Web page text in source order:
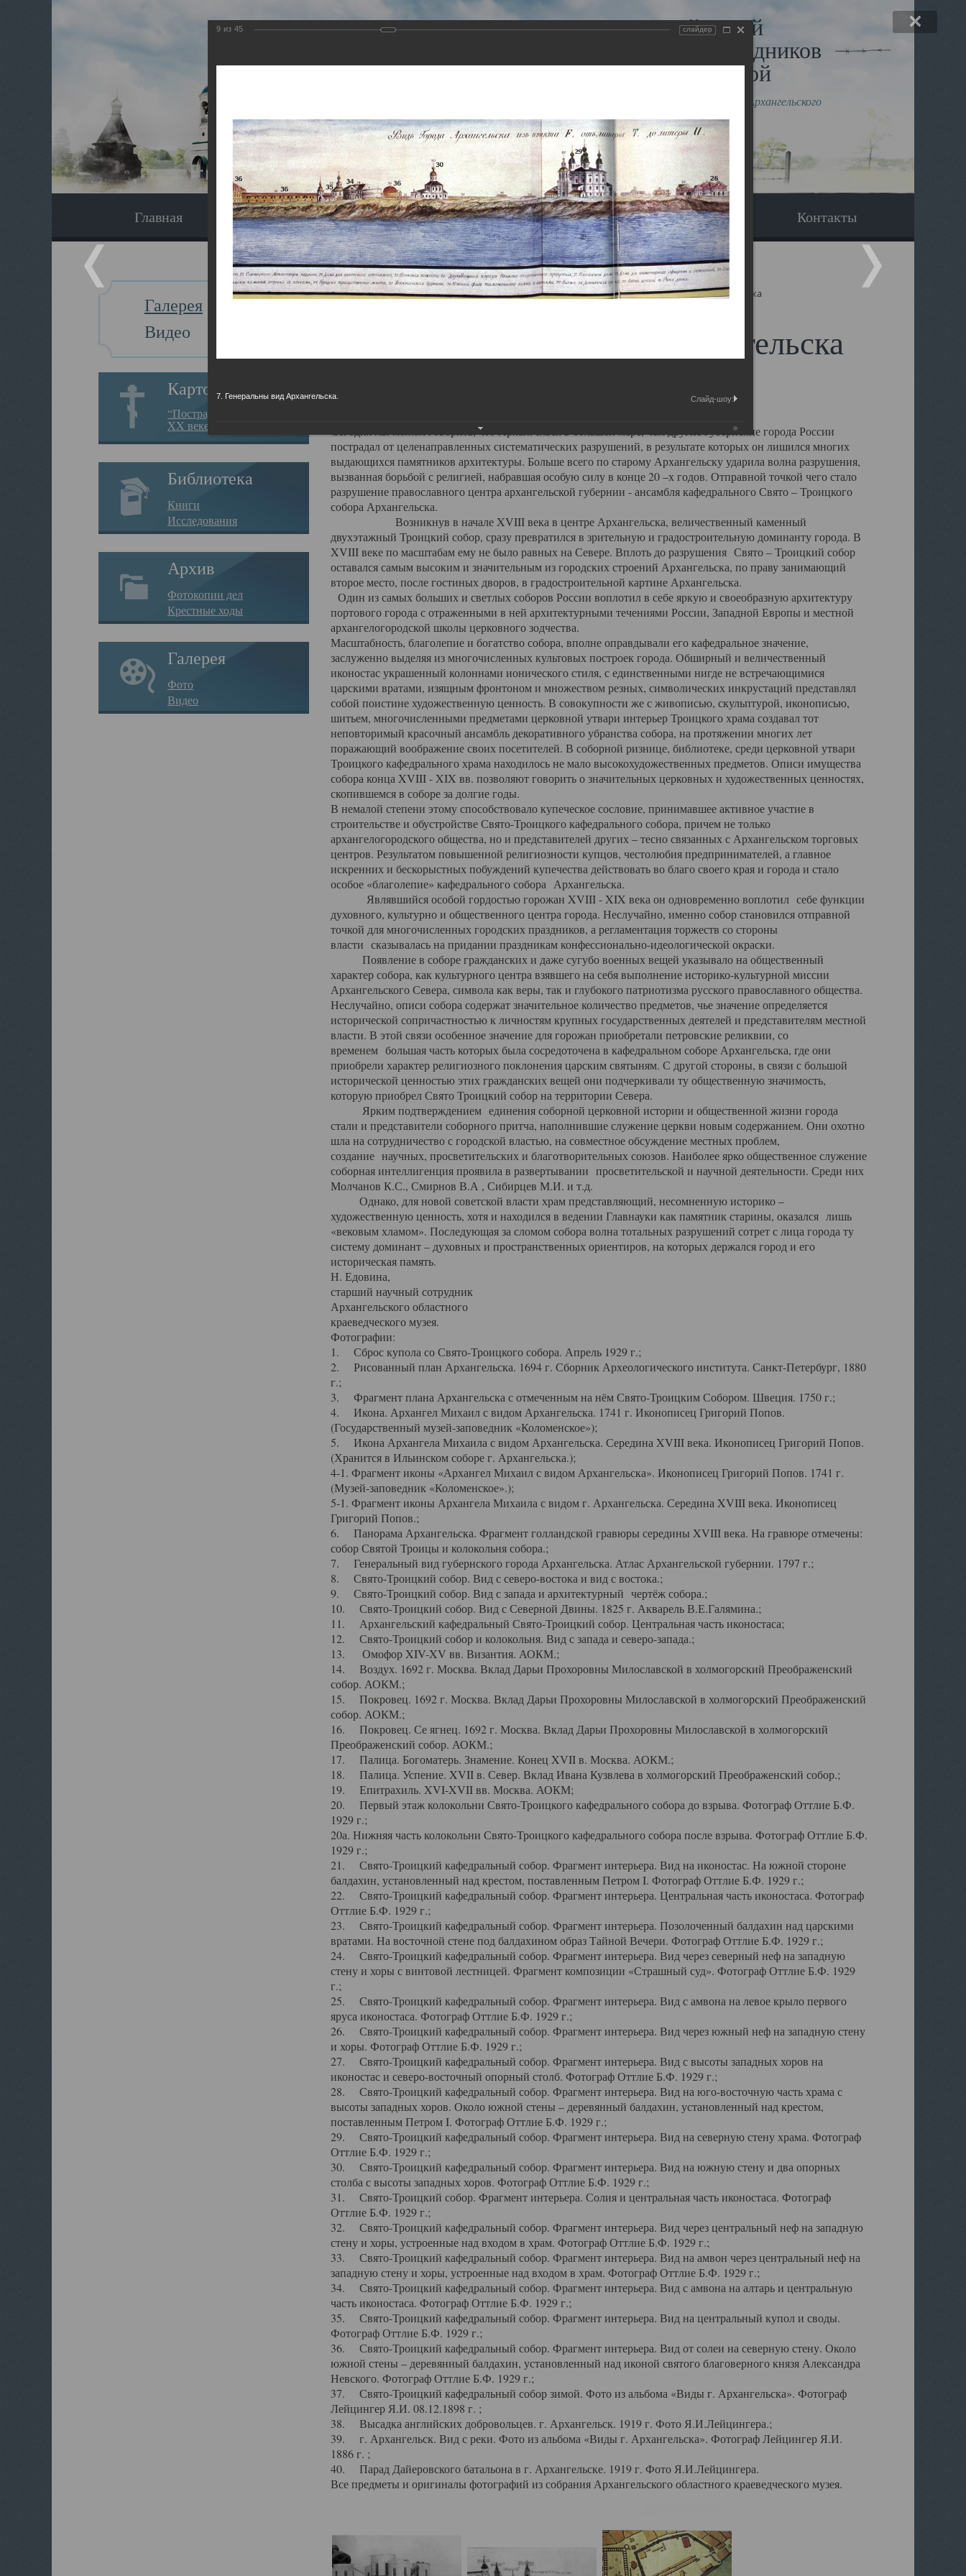
Виртуальный музей
Новомучеников и исповедников
Земли Архангельской
Сайт создан по благословлению митрополита Архангельского
Главная Экскурсия Наследники Галерея Вопрос-ответ Контакты
Галерея
Видео
Картотека
“Пострадавшие за веру в
XX веке на Севере”
Библиотека
Книги
Исследования
Архив
Фотокопии дел
Крестные ходы
Галерея
Фото
Видео
Главная Галерея Храмы-мученики Архангельска Свято-Троицкий собор Архангельска
Свято-Троицкий собор Архангельска
Свято-Троицкий собор Архангельска
Сегодня мы можем говорить, что Архангельск в большей мере, чем другие губернские города России
пострадал от целенаправленных систематических разрушений, в результате которых он лишился многих
выдающихся памятников архитектуры. Больше всего по старому Архангельску ударила волна разрушения,
вызванная борьбой с религией, набравшая особую силу в конце 20 –х годов. Отправной точкой чего стало
разрушение православного центра архангельской губернии - ансамбля кафедрального Свято – Троицкого
собора Архангельска.
Возникнув в начале XVIII века в центре Архангельска, величественный каменный
двухэтажный Троицкий собор, сразу превратился в зрительную и градостроительную доминанту города. В
XVIII веке по масштабам ему не было равных на Севере. Вплоть до разрушения Свято – Троицкий собор
оставался самым высоким и значительным из городских строений Архангельска, по праву занимающий
второе место, после гостиных дворов, в градостроительной картине Архангельска.
Один из самых больших и светлых соборов России воплотил в себе яркую и своеобразную архитектуру
портового города с отраженными в ней архитектурными течениями России, Западной Европы и местной
архангелогородской школы церковного зодчества.
Масштабность, благолепие и богатство собора, вполне оправдывали его кафедральное значение,
заслуженно выделяя из многочисленных культовых построек города. Обширный и величественный
иконостас украшенный колоннами ионического стиля, с единственными нигде не встречающимися
царскими вратами, изящным фронтоном и множеством резных, символических инкрустаций представлял
собой поистине художественную ценность. В совокупности же с живописью, скульптурой, иконописью,
шитьем, многочисленными предметами церковной утвари интерьер Троицкого храма создавал тот
неповторимый красочный ансамбль декоративного убранства собора, на протяжении многих лет
поражающий воображение своих посетителей. В соборной ризнице, библиотеке, среди церковной утвари
Троицкого кафедрального храма находилось не мало высокохудожественных предметов. Описи имущества
собора конца XVIII - XIX вв. позволяют говорить о значительных церковных и художественных ценностях,
скопившемся в соборе за долгие годы.
В немалой степени этому способствовало купеческое сословие, принимавшее активное участие в
строительстве и обустройстве Свято-Троицкого кафедрального собора, причем не только
архангелогородского общества, но и представителей других – тесно связанных с Архангельском торговых
центров. Результатом повышенной религиозности купцов, честолюбия предпринимателей, а главное
искренних и бескорыстных побуждений купечества действовать во благо своего края и города и стало
особое «благолепие» кафедрального собора Архангельска.
Являвшийся особой гордостью горожан XVIII - XIX века он одновременно воплотил себе функции
духовного, культурно и общественного центра города. Неслучайно, именно собор становился отправной
точкой для многочисленных городских праздников, а регламентация торжеств со стороны
власти сказывалась на придании праздникам конфессионально-идеологической окраски.
Появление в соборе гражданских и даже сугубо военных вещей указывало на общественный
характер собора, как культурного центра взявшего на себя выполнение историко-культурной миссии
Архангельского Севера, символа как веры, так и глубокого патриотизма русского православного общества.
Неслучайно, описи собора содержат значительное количество предметов, чье значение определяется
исторической сопричастностью к личностям крупных государственных деятелей и представителям местной
власти. В этой связи особенное значение для горожан приобретали петровские реликвии, со
временем большая часть которых была сосредоточена в кафедральном соборе Архангельска, где они
приобрели характер религиозного поклонения царским святыням. С другой стороны, в связи с большой
исторической ценностью этих гражданских вещей они подчеркивали ту общественную значимость,
которую приобрел Свято Троицкий собор на территории Севера.
Ярким подтверждением единения соборной церковной истории и общественной жизни города
стали и представители соборного притча, наполнившие служение церкви новым содержанием. Они охотно
шла на сотрудничество с городской властью, на совместное обсуждение местных проблем,
создание научных, просветительских и благотворительных союзов. Наиболее ярко общественное служение
соборная интеллигенция проявила в развертывании просветительской и научной деятельности. Среди них
Молчанов К.С., Смирнов В.А , Сибирцев М.И. и т.д.
Однако, для новой советской власти храм представляющий, несомненную историко –
художественную ценность, хотя и находился в ведении Главнауки как памятник старины, оказался лишь
«вековым хламом». Последующая за сломом собора волна тотальных разрушений сотрет с лица города ту
систему доминант – духовных и пространственных ориентиров, на которых держался город и его
историческая память.
Н. Едовина,
старший научный сотрудник
Архангельского областного
краеведческого музея.
Фотографии:
1. Сброс купола со Свято-Троицкого собора. Апрель 1929 г.;
2. Рисованный план Архангельска. 1694 г. Сборник Археологического института. Санкт-Петербург, 1880
г.;
3. Фрагмент плана Архангельска с отмеченным на нём Свято-Троицким Собором. Швеция. 1750 г.;
4. Икона. Архангел Михаил с видом Архангельска. 1741 г. Иконописец Григорий Попов.
(Государственный музей-заповедник «Коломенское»);
5. Икона Архангела Михаила с видом Архангельска. Середина XVIII века. Иконописец Григорий Попов.
(Хранится в Ильинском соборе г. Архангельска.);
4-1. Фрагмент иконы «Архангел Михаил с видом Архангельска». Иконописец Григорий Попов. 1741 г.
(Музей-заповедник «Коломенское».);
5-1. Фрагмент иконы Архангела Михаила с видом г. Архангельска. Середина XVIII века. Иконописец
Григорий Попов.;
6. Панорама Архангельска. Фрагмент голландской гравюры середины XVIII века. На гравюре отмечены:
собор Святой Троицы и колокольня собора.;
7. Генеральный вид губернского города Архангельска. Атлас Архангельской губернии. 1797 г.;
8. Свято-Троицкий собор. Вид с северо-востока и вид с востока.;
9. Свято-Троицкий собор. Вид с запада и архитектурный чертёж собора.;
10. Свято-Троицкий собор. Вид с Северной Двины. 1825 г. Акварель В.Е.Галямина.;
11. Архангельский кафедральный Свято-Троицкий собор. Центральная часть иконостаса;
12. Свято-Троицкий собор и колокольня. Вид с запада и северо-запада.;
13. Омофор XIV-XV вв. Византия. АОКМ.;
14. Воздух. 1692 г. Москва. Вклад Дарьи Прохоровны Милославской в холмогорский Преображенский
собор. АОКМ.;
15. Покровец. 1692 г. Москва. Вклад Дарьи Прохоровны Милославской в холмогорский Преображенский
собор. АОКМ.;
16. Покровец. Се ягнец. 1692 г. Москва. Вклад Дарьи Прохоровны Милославской в холмогорский
Преображенский собор. АОКМ.;
17. Палица. Богоматерь. Знамение. Конец XVII в. Москва. АОКМ.;
18. Палица. Успение. XVII в. Север. Вклад Ивана Кузвлева в холмогорский Преображенский собор.;
19. Епитрахиль. XVI-XVII вв. Москва. АОКМ;
20. Первый этаж колокольни Свято-Троицкого кафедрального собора до взрыва. Фотограф Оттлие Б.Ф.
1929 г.;
20а. Нижняя часть колокольни Свято-Троицкого кафедрального собора после взрыва. Фотограф Оттлие Б.Ф.
1929 г.;
21. Свято-Троицкий кафедральный собор. Фрагмент интерьера. Вид на иконостас. На южной стороне
балдахин, установленный над крестом, поставленным Петром I. Фотограф Оттлие Б.Ф. 1929 г.;
22. Свято-Троицкий кафедральный собор. Фрагмент интерьера. Центральная часть иконостаса. Фотограф
Оттлие Б.Ф. 1929 г.;
23. Свято-Троицкий кафедральный собор. Фрагмент интерьера. Позолоченный балдахин над царскими
вратами. На восточной стене под балдахином образ Тайной Вечери. Фотограф Оттлие Б.Ф. 1929 г.;
24. Свято-Троицкий кафедральный собор. Фрагмент интерьера. Вид через северный неф на западную
стену и хоры с винтовой лестницей. Фрагмент композиции «Страшный суд». Фотограф Оттлие Б.Ф. 1929
г.;
25. Свято-Троицкий кафедральный собор. Фрагмент интерьера. Вид с амвона на левое крыло первого
яруса иконостаса. Фотограф Оттлие Б.Ф. 1929 г.;
26. Свято-Троицкий кафедральный собор. Фрагмент интерьера. Вид через южный неф на западную стену
и хоры. Фотограф Оттлие Б.Ф. 1929 г.;
27. Свято-Троицкий кафедральный собор. Фрагмент интерьера. Вид с высоты западных хоров на
иконостас и северо-восточный опорный столб. Фотограф Оттлие Б.Ф. 1929 г.;
28. Свято-Троицкий кафедральный собор. Фрагмент интерьера. Вид на юго-восточную часть храма с
высоты западных хоров. Около южной стены – деревянный балдахин, установленный над крестом,
поставленным Петром I. Фотограф Оттлие Б.Ф. 1929 г.;
29. Свято-Троицкий кафедральный собор. Фрагмент интерьера. Вид на северную стену храма. Фотограф
Оттлие Б.Ф. 1929 г.;
30. Свято-Троицкий кафедральный собор. Фрагмент интерьера. Вид на южную стену и два опорных
столба с высоты западных хоров. Фотограф Оттлие Б.Ф. 1929 г.;
31. Свято-Троицкий собор. Фрагмент интерьера. Солия и центральная часть иконостаса. Фотограф
Оттлие Б.Ф. 1929 г.;
32. Свято-Троицкий кафедральный собор. Фрагмент интерьера. Вид через центральный неф на западную
стену и хоры, устроенные над входом в храм. Фотограф Оттлие Б.Ф. 1929 г.;
33. Свято-Троицкий кафедральный собор. Фрагмент интерьера. Вид на амвон через центральный неф на
западную стену и хоры, устроенные над входом в храм. Фотограф Оттлие Б.Ф. 1929 г.;
34. Свято-Троицкий кафедральный собор. Фрагмент интерьера. Вид с амвона на алтарь и центральную
часть иконостаса. Фотограф Оттлие Б.Ф. 1929 г.;
35. Свято-Троицкий кафедральный собор. Фрагмент интерьера. Вид на центральный купол и своды.
Фотограф Оттлие Б.Ф. 1929 г.;
36. Свято-Троицкий кафедральный собор. Фрагмент интерьера. Вид от солеи на северную стену. Около
южной стены – деревянный балдахин, установленный над иконой святого благоверного князя Александра
Невского. Фотограф Оттлие Б.Ф. 1929 г.;
37. Свято-Троицкий кафедральный собор зимой. Фото из альбома «Виды г. Архангельска». Фотограф
Лейцингер Я.И. 08.12.1898 г. ;
38. Высадка английских добровольцев. г. Архангельск. 1919 г. Фото Я.И.Лейцингера.;
39. г. Архангельск. Вид с реки. Фото из альбома «Виды г. Архангельска». Фотограф Лейцингер Я.И.
1886 г. ;
40. Парад Дайеровского батальона в г. Архангельске. 1919 г. Фото Я.И.Лейцингера.
Все предметы и оригиналы фотографий из собрания Архангельского областного краеведческого музея.
9 из 45 слайдер
7. Генеральны вид Архангельска. Слайд-шоу: